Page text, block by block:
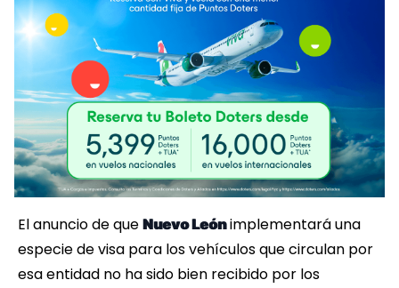
El anuncio de que Nuevo Leónimplementará una
especie de visa para los vehículos que circulan por
esa entidad no ha sido bien recibido por los